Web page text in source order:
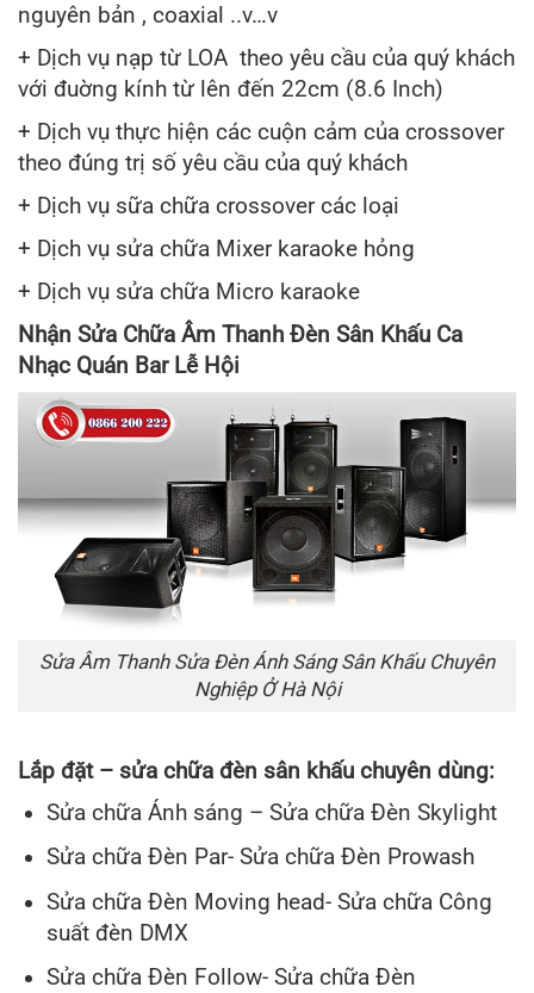
nguyên bản , coaxial ..v…v
+ Dịch vụ nạp từ LOA theo yêu cầu của quý khách
với đuờng kính từ lên đến 22cm (8.6 Inch)
+ Dịch vụ thực hiện các cuộn cảm của crossover
theo đúng trị số yêu cầu của quý khách
+ Dịch vụ sữa chữa crossover các loại
+ Dịch vụ sửa chữa Mixer karaoke hỏng
+ Dịch vụ sửa chữa Micro karaoke
Nhận Sửa Chữa Âm Thanh Đèn Sân Khấu Ca
Nhạc Quán Bar Lễ Hội
Sửa Âm Thanh Sửa Đèn Ánh Sáng Sân Khấu Chuyên
Nghiệp Ở Hà Nội
Lắp đặt – sửa chữa đèn sân khấu chuyên dùng:
Sửa chữa Ánh sáng – Sửa chữa Đèn Skylight
Sửa chữa Đèn Par- Sửa chữa Đèn Prowash
Sửa chữa Đèn Moving head- Sửa chữa Công
suất đèn DMX
Sửa chữa Đèn Follow- Sửa chữa Đèn